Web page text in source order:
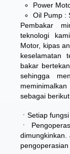
Power
Oil Pump :
Pembakar
teknologi
Motor, kipas
keselamatan
bakar
sehingga
sebagai berikut
ㆍSetiap
ㆍ